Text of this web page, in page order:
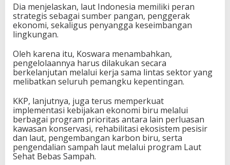
Dia menjelaskan, laut Indonesia memiliki peran
strategis sebagai sumber pangan, penggerak
ekonomi, sekaligus penyangga keseimbangan
lingkungan.
Oleh karena itu, Koswara menambahkan,
pengelolaannya harus dilakukan secara
berkelanjutan melalui kerja sama lintas sektor yang
melibatkan seluruh pemangku kepentingan.
KKP, lanjutnya, juga terus memperkuat
implementasi kebijakan ekonomi biru melalui
berbagai program prioritas antara lain perluasan
kawasan konservasi, rehabilitasi ekosistem pesisir
dan laut, pengembangan karbon biru, serta
pengendalian sampah laut melalui program Laut
Sehat Bebas Sampah.